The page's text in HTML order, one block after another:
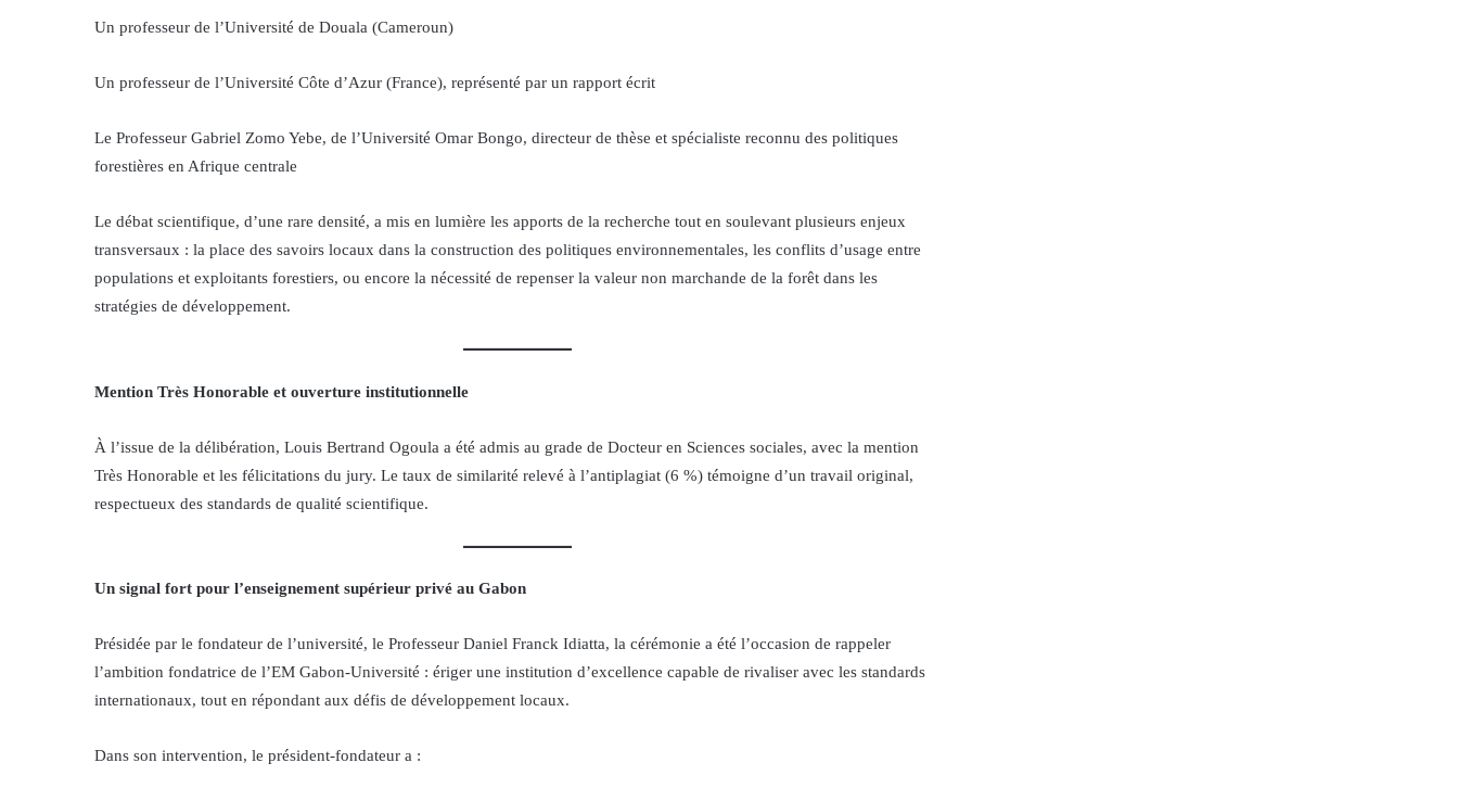
Un professeur de l’Université de Douala (Cameroun)
Un professeur de l’Université Côte d’Azur (France), représenté par un rapport écrit
Le Professeur Gabriel Zomo Yebe, de l’Université Omar Bongo, directeur de thèse et spécialiste reconnu des politiques
forestières en Afrique centrale
Le débat scientifique, d’une rare densité, a mis en lumière les apports de la recherche tout en soulevant plusieurs enjeux
transversaux : la place des savoirs locaux dans la construction des politiques environnementales, les conflits d’usage entre
populations et exploitants forestiers, ou encore la nécessité de repenser la valeur non marchande de la forêt dans les
stratégies de développement.
Mention Très Honorable et ouverture institutionnelle
À l’issue de la délibération, Louis Bertrand Ogoula a été admis au grade de Docteur en Sciences sociales, avec la mention
Très Honorable et les félicitations du jury. Le taux de similarité relevé à l’antiplagiat (6 %) témoigne d’un travail original,
respectueux des standards de qualité scientifique.
Un signal fort pour l’enseignement supérieur privé au Gabon
Présidée par le fondateur de l’université, le Professeur Daniel Franck Idiatta, la cérémonie a été l’occasion de rappeler
l’ambition fondatrice de l’EM Gabon-Université : ériger une institution d’excellence capable de rivaliser avec les standards
internationaux, tout en répondant aux défis de développement locaux.
Dans son intervention, le président-fondateur a :